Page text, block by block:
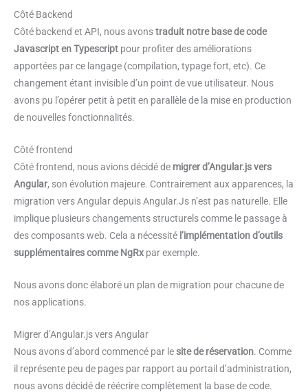
Côté Backend
Côté backend et API, nous avonstraduit notre base de code
Javascript en Typescript pour profiter des améliorations
apportées par ce langage (compilation, typage fort, etc). Ce
changement étant invisible d’un point de vue utilisateur. Nous
avons pu l’opérer petit à petit en parallèle de la mise en production
de nouvelles fonctionnalités.
Côté frontend
Côté frontend, nous avions décidé de migrer d’Angular.js vers
Angular, son évolution majeure. Contrairement aux apparences, la
migration vers Angular depuis Angular.Js n’est pas naturelle. Elle
implique plusieurs changements structurels comme le passage à
des composants web. Cela a nécessité l’implémentation d’outils
supplémentaires comme NgRx par exemple.
Nous avons donc élaboré un plan de migration pour chacune de
nos applications.
Migrer d’Angular.js vers Angular
Nous avons d’abord commencé par lesite de réservation. Comme
il représente peu de pages par rapport au portail d’administration,
nous avons décidé de réécrire complètement la base de code.